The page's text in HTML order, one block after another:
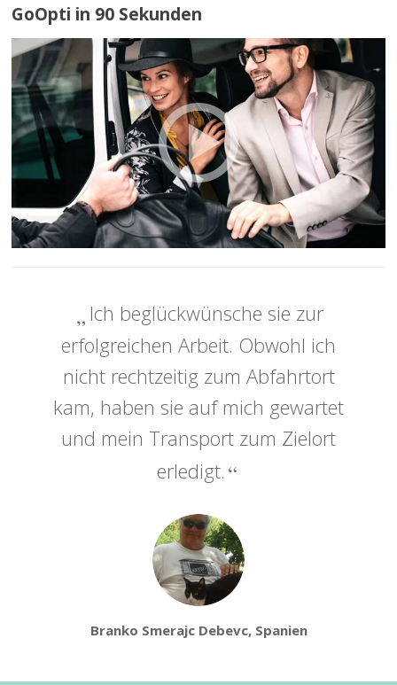
GoOpti in 90 Sekunden
Ich beglückwünsche sie zur
erfolgreichen Arbeit. Obwohl ich
nicht rechtzeitig zum Abfahrtort
kam, haben sie auf mich gewartet
und mein Transport zum Zielort
erledigt.
Branko Smerajc Debevc, Spanien